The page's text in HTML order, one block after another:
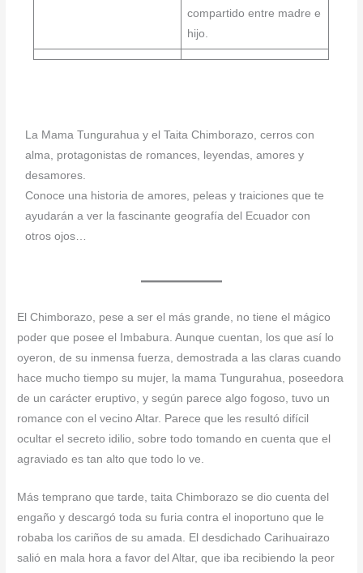
compartido entre madre e
hijo.
La Mama Tungurahua y el Taita Chimborazo, cerros con
alma, protagonistas de romances, leyendas, amores y
desamores.
Conoce una historia de amores, peleas y traiciones que te
ayudarán a ver la fascinante geografía del Ecuador con
otros ojos…
El Chimborazo, pese a ser el más grande, no tiene el mágico
poder que posee el Imbabura. Aunque cuentan, los que así lo
oyeron, de su inmensa fuerza, demostrada a las claras cuando
hace mucho tiempo su mujer, la mama Tungurahua, poseedora
de un carácter eruptivo, y según parece algo fogoso, tuvo un
romance con el vecino Altar. Parece que les resultó difícil
ocultar el secreto idilio, sobre todo tomando en cuenta que el
agraviado es tan alto que todo lo ve.
Más temprano que tarde, taita Chimborazo se dio cuenta del
engaño y descargó toda su furia contra el inoportuno que le
robaba los cariños de su amada. El desdichado Carihuairazo
salió en mala hora a favor del Altar, que iba recibiendo la peor